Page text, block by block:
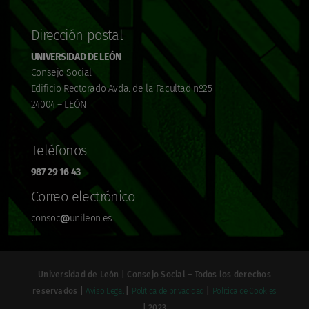
Dirección postal
UNIVERSIDAD DE LEÓN
Consejo Social
Edificio Rectorado Avda. de la Facultad nº25
24004 – LEÓN
Teléfonos
987 29 16 43
Correo electrónico
consoc@unileon.es
Universidad de León | Consejo Social – Todos los derechos
reservados |Aviso Legal| Política de privacidad
Política de Cookies